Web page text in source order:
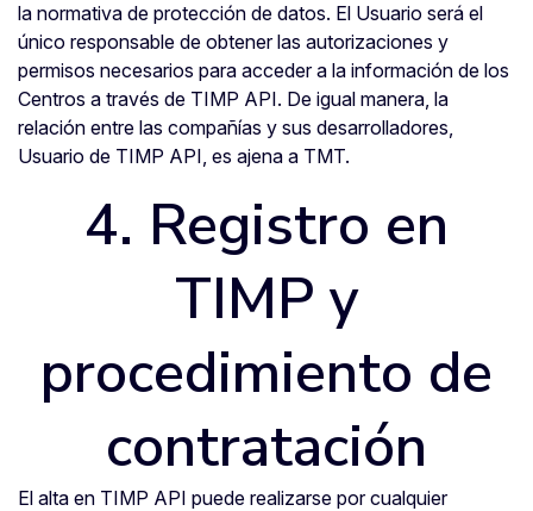
la normativa de protección de datos. El Usuario será el
único responsable de obtener las autorizaciones y
permisos necesarios para acceder a la información de los
Centros a través de TIMP API. De igual manera, la
relación entre las compañías y sus desarrolladores,
Usuario de TIMP API, es ajena a TMT.
4. Registro en
TIMP y
procedimiento de
contratación
El alta en TIMP API puede realizarse por cualquier